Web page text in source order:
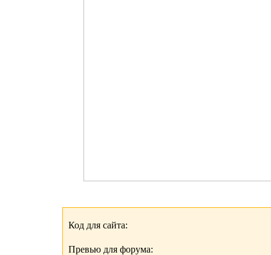
Код для сайта:
Превью для форума: